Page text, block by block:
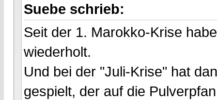
Suebe schrieb:
Seit der 1. Marokko-Krise
wiederholt.
Und bei der "Juli-Krise" hat
gespielt, der auf die